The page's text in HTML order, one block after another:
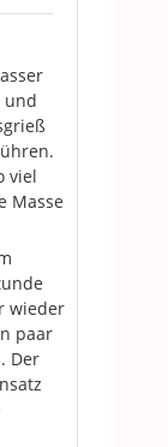
und
viel
Masse
wieder
paar
Der